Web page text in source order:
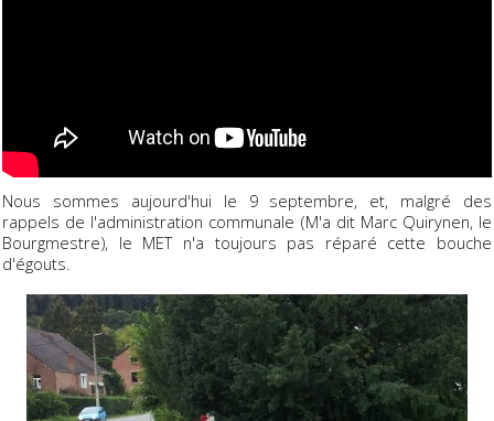
Nous sommes aujourd'hui le 9 septembre, et, malgré des
rappels de l'administration communale (M'a dit Marc Quirynen, le
Bourgmestre), le MET n'a toujours pas réparé cette bouche
d'égouts.